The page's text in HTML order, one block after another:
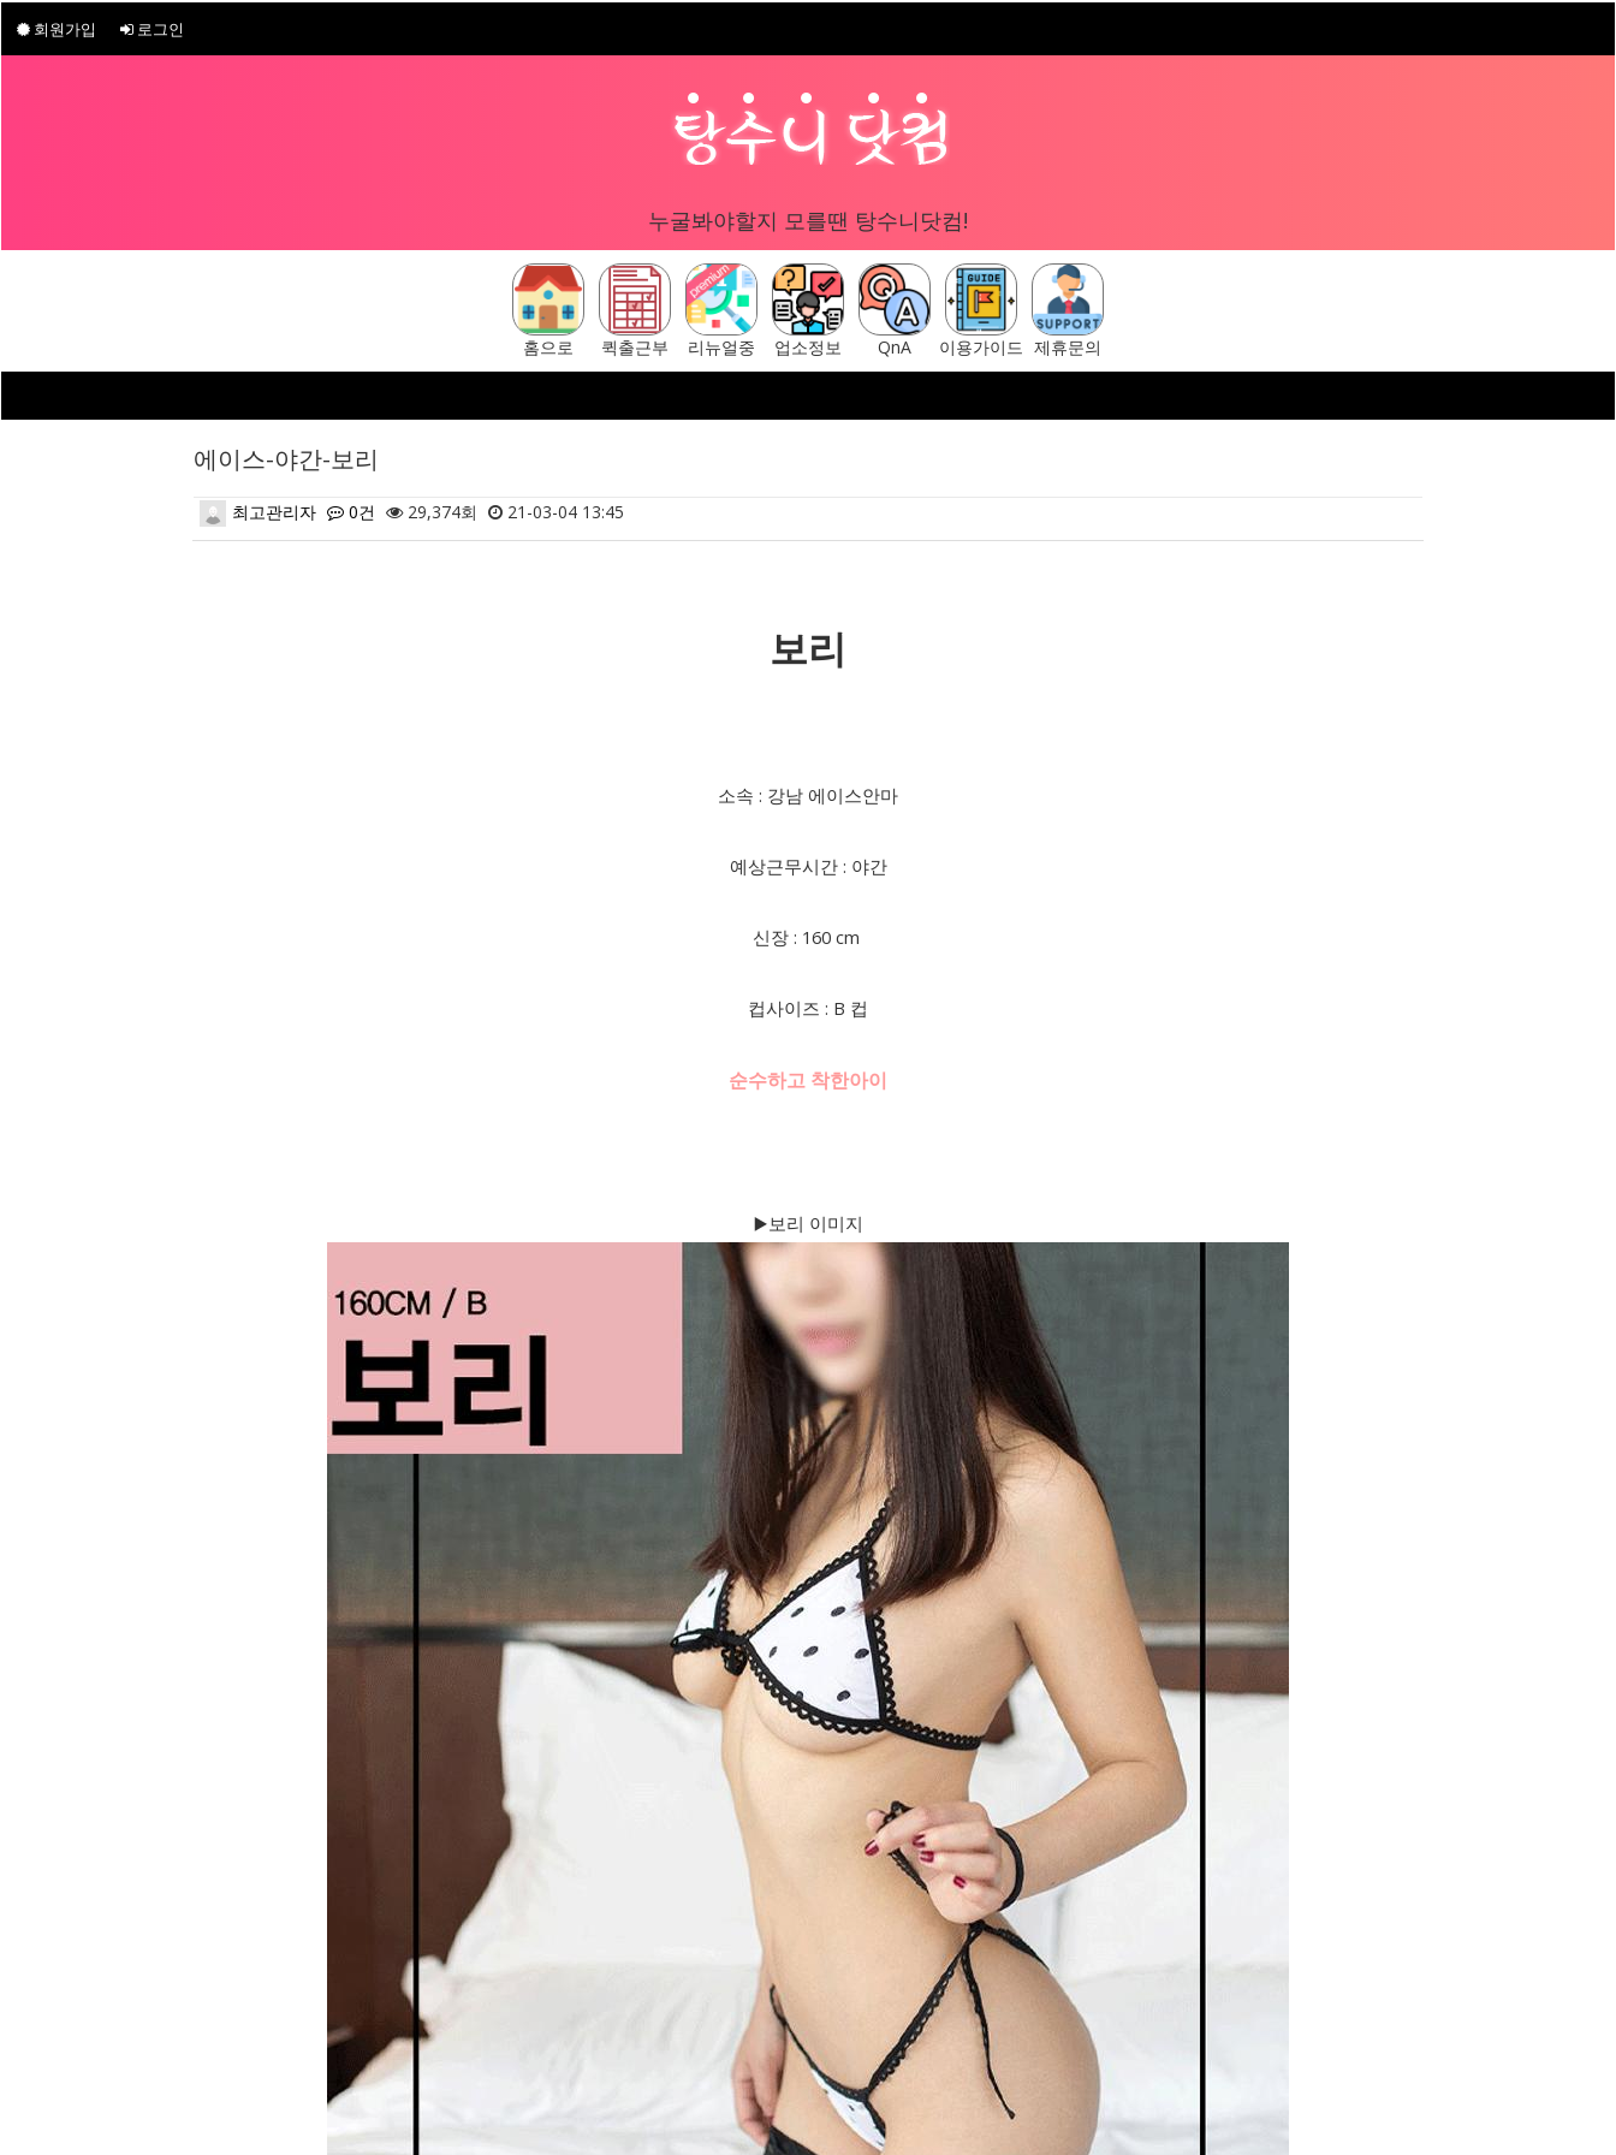
회원가입 로그인
누굴봐야할지 모를땐 탕수니닷컴!
홈으로 퀵출근부 리뉴얼중 업소정보 QnA 이용가이드 제휴문의
에이스-야간-보리
최고관리자 0건 29,374회 21-03-04 13:45
보리
소속 : 강남 에이스안마
예상근무시간 : 야간
신장 : 160 cm
컵사이즈 : B 컵
순수하고 착한아이
▶️보리 이미지